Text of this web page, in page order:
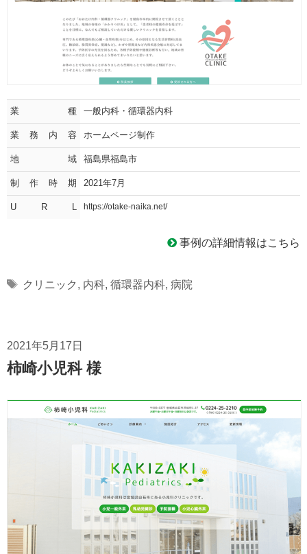
業種 一般内科・循環器内科
業務内容 ホームページ制作
地域 福島県福島市
制作時期 2021年7月
U R L https://otake-naika.net/
事例の詳細情報はこちら
Tags
クリニック , 内科, 循環器内科, 病院
2021年5月17日
柿崎小児科 様